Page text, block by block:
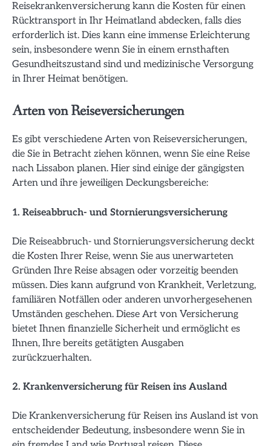
Reisekrankenversicherung kann die Kosten für einen
Rücktransport in Ihr Heimatland abdecken, falls dies
erforderlich ist. Dies kann eine immense Erleichterung
sein, insbesondere wenn Sie in einem ernsthaften
Gesundheitszustand sind und medizinische Versorgung
in Ihrer Heimat benötigen.
Arten von Reiseversicherungen
Es gibt verschiedene Arten von Reiseversicherungen,
die Sie in Betracht ziehen können, wenn Sie eine Reise
nach Lissabon planen. Hier sind einige der gängigsten
Arten und ihre jeweiligen Deckungsbereiche:
1. Reiseabbruch- und Stornierungsversicherung
Die Reiseabbruch- und Stornierungsversicherung deckt
die Kosten Ihrer Reise, wenn Sie aus unerwarteten
Gründen Ihre Reise absagen oder vorzeitig beenden
müssen. Dies kann aufgrund von Krankheit, Verletzung,
familiären Notfällen oder anderen unvorhergesehenen
Umständen geschehen. Diese Art von Versicherung
bietet Ihnen finanzielle Sicherheit und ermöglicht es
Ihnen, Ihre bereits getätigten Ausgaben
zurückzuerhalten.
2. Krankenversicherung für Reisen ins Ausland
Die Krankenversicherung für Reisen ins Ausland ist von
entscheidender Bedeutung, insbesondere wenn Sie in